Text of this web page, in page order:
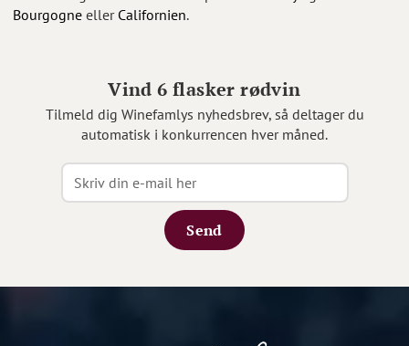
Bourgogne eller Californien.
Vind 6 flasker rødvin
Tilmeld dig Winefamlys nyhedsbrev, så deltager du
automatisk i konkurrencen hver måned.
Send